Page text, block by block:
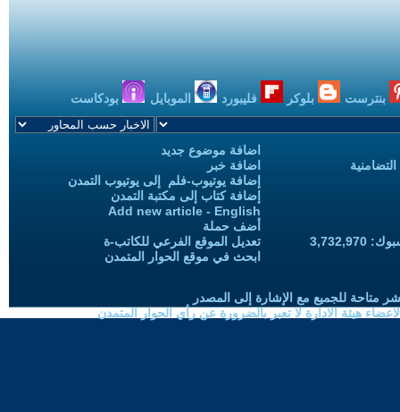
بنترست بلوكر فليبورد الموبايل بودكاست
اضافة موضوع جديد
اضافة خبر
إضافة يوتيوب-فلم إلى يوتيوب التمدن
إضافة كتاب إلى مكتبة التمدن
Add new article - English
أضف حملة
تعديل الموقع الفرعي للكاتب-ة
ابحث في موقع الحوار المتمدن
متاحة للجميع مع الإشارة إلى المصدر
هيئة الادارة لا تعبر بالضرورة عن رأي الحوار المتمدن